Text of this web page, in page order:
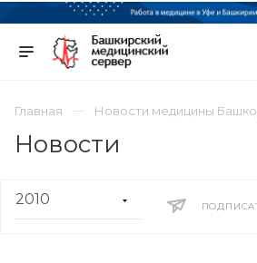
Главная Новости медицины
Новости